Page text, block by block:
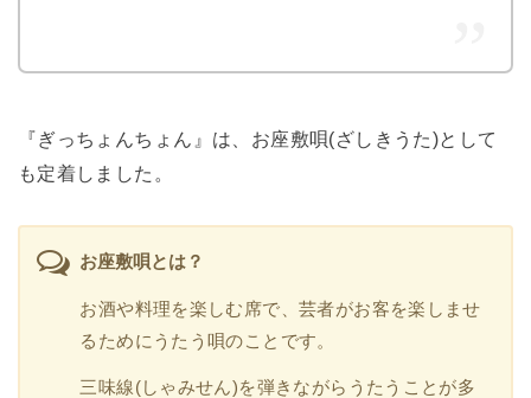
『ぎっちょんちょん』は、お座敷唄(ざしきうた)として
も定着しました。
お座敷唄とは？
お酒や料理を楽しむ席で、芸者がお客を楽しませ
るためにうたう唄のことです。
三味線(しゃみせん)を弾きながらうたうことが多